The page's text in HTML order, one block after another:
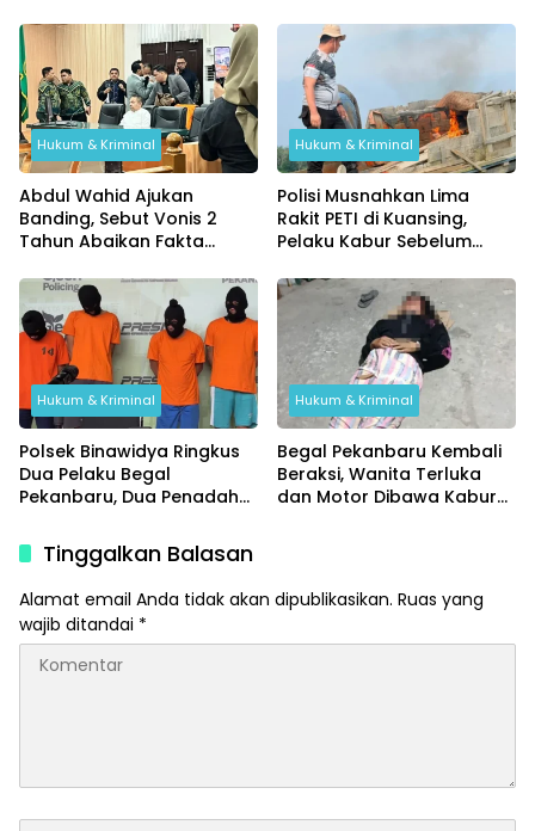
Hukum & Kriminal
Abdul Wahid Ajukan
Banding, Sebut Vonis 2
Tahun Abaikan Fakta
Hukum & Kriminal
Polisi Musnahkan Lima
Rakit PETI di Kuansing,
Pelaku Kabur Sebelum
Hukum & Kriminal
Polsek Binawidya Ringkus
Dua Pelaku Begal
Pekanbaru, Dua Penadah
Hukum & Kriminal
Begal Pekanbaru Kembali
Beraksi, Wanita Terluka
dan Motor Dibawa Kabur
Tinggalkan Balasan
Alamat email Anda tidak akan dipublikasikan. Ruas yang
wajib ditandai *